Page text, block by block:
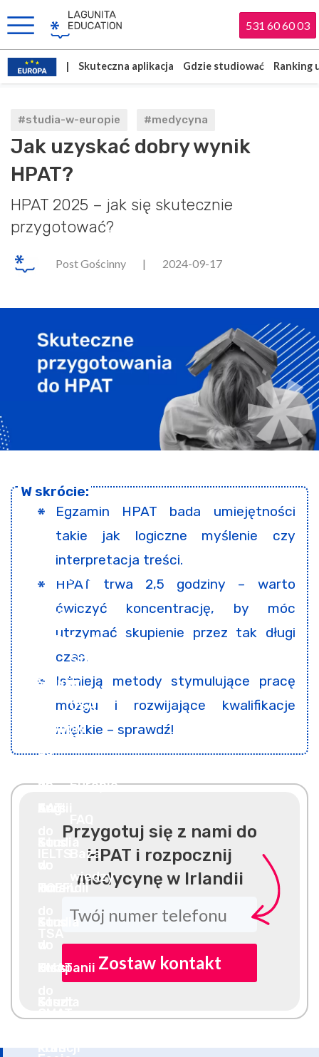
531 60 60 03
| Skuteczna aplikacja Gdzie studiować Ranking
#studia-w-europie #medycyna
Jak uzyskać dobry wynik
HPAT?
HPAT 2025 – jak się skutecznie
przygotować?
Post Gościnny | 2024-09-17
Egzamin HPAT bada umiejętności
takie jak logiczne myślenie czy
interpretacja treści.
HPAT trwa 2,5 godziny – warto
ćwiczyć koncentrację, by móc
utrzymać skupienie przez tak długi
czas.
Istnieją metody stymulujące pracę
mózgu i rozwijające kwalifikacje
miękkie – sprawdź!
Przygotuj się z nami do
HPAT i rozpocznij
medycynę w Irlandii
Zostaw kontakt